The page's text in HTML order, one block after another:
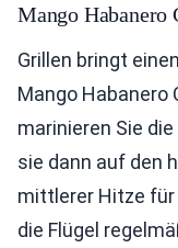
Mango
Grillen bringt
Mango Habanero
marinieren Sie
sie dann auf den
mittlerer Hitze für
die Flügel